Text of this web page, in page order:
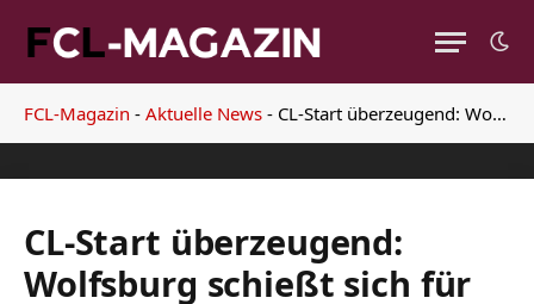
FCL-Magazin - Aktuelle News - CL-Start überzeugend: Wolfsburg schießt sich für Bayern warm
CL-Start überzeugend:
Wolfsburg schießt sich für